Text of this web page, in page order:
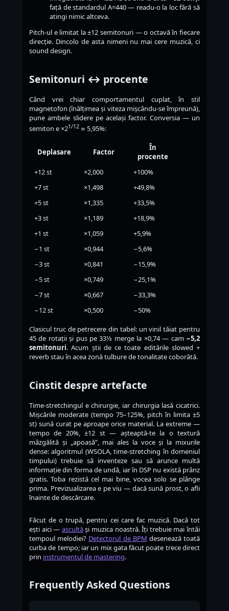
față de standardul A=440 — readu-o la loc fără să
atingi nimic altceva.
Pitch-ul e limitat la ±12 semitonuri — o octavă în fiecare
direcție. Dincolo de asta nimeni nu mai cere muzică, ci
sound design.
Semitonuri ↔ procente
Când vrei chiar comportamentul cuplat, în stil
magnetofon (înălțimea și viteza mișcându-se împreună),
pune ambele slidere pe același factor. Conversia — un
semiton e ×21/12 ≈ 5,95%:
Deplasare Factor
În
procente
+12 st
×2,000
+100%
+7 st
×1,498
+49,8%
+5 st
×1,335
+33,5%
+3 st
×1,189
+18,9%
+1 st
×1,059
+5,9%
−1 st
×0,944
−5,6%
−3 st
×0,841
−15,9%
−5 st
×0,749
−25,1%
−7 st
×0,667
−33,3%
−12 st
×0,500 −50%
Clasicul truc de petrecere din tabel: un vinil tăiat pentru
45 de rotații și pus pe 33⅓ merge la ×0,74 — cam −5,2
semitonuri. Acum știi de ce toate editările slowed +
reverb stau în acea zonă tulbure de tonalitate coborâtă.
Cinstit despre artefacte
Time-stretchingul e chirurgie, iar chirurgia lasă cicatrici.
Mișcările moderate (tempo 75–125%, pitch în limita ±5
st) sună curat pe aproape orice material. La extreme —
tempo de 20%, ±12 st — așteaptă-te la o textură
mâzgălită și „apoasă”, mai ales la voce și la mixurile
dense: algoritmul (WSOLA, time-stretching în domeniul
timpului) trebuie să inventeze sau să arunce multă
informație din forma de undă, iar în DSP nu există prânz
gratis. Toba rezistă cel mai bine, vocea solo se plânge
prima. Previzualizarea e pe viu — dacă sună prost, o afli
înainte de descărcare.
Făcut de o trupă, pentru cei care fac muzică. Dacă tot
ești aici — ascultăși muzica noastră. Îți trebuie mai întâi
tempoul melodiei? Detectorul de BPM desenează toată
curba de tempo; iar un mix gata făcut poate trece direct
prin instrumentul de mastering.
Frequently Asked Questions